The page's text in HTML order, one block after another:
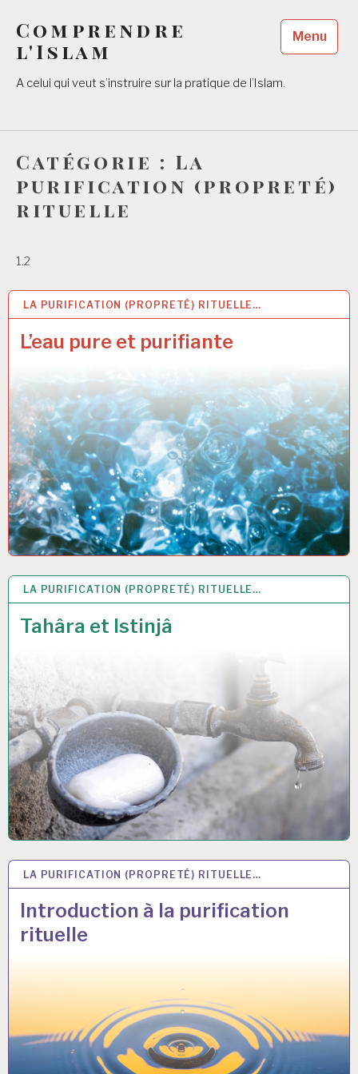
contenu
principal
Comprendre
l'Islam
A celui qui veut s’instruire sur la pratique de l’Islam.
Menu
Catégorie : La
purification (propreté)
rituelle
1.2
LA PURIFICATION (PROPRETÉ) RITUELLE…
L’eau pure et purifiante
14 MAR 2021
LA PURIFICATION (PROPRETÉ) RITUELLE…
Tahâra et Istinjâ
14 MAR 2021
LA PURIFICATION (PROPRETÉ) RITUELLE…
Introduction à la purification
rituelle
2 JUIN 2017